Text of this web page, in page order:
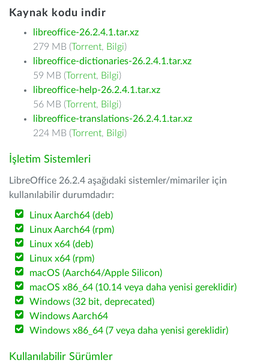
Kaynak kodu indir
libreoffice-26.2.4.1.tar.xz
279 MB (Torrent, Bilgi)
libreoffice-dictionaries-26.2.4.1.tar.xz
59 MB (Torrent, Bilgi)
libreoffice-help-26.2.4.1.tar.xz
56 MB (Torrent, Bilgi)
libreoffice-translations-26.2.4.1.tar.xz
224 MB (Torrent, Bilgi)
İşletim Sistemleri
LibreOffice 26.2.4 aşağıdaki sistemler/mimariler için
kullanılabilir durumdadır:
Linux Aarch64 (deb)
Linux Aarch64 (rpm)
Linux x64 (deb)
Linux x64 (rpm)
macOS (Aarch64/Apple Silicon)
macOS x86_64 (10.14 veya daha yenisi gereklidir)
Windows (32 bit, deprecated)
Windows Aarch64
Windows x86_64 (7 veya daha yenisi gereklidir)
Kullanılabilir Sürümler